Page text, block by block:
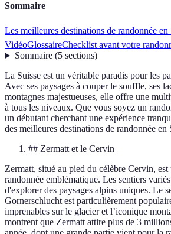
Sommaire
Les meilleures destinations de randonnée en
VidéoGlossaireChecklist avant votre
Sommaire(5 sections)
La Suisse est un véritable paradis pour les
Avec ses paysages à couper le souffle, ses
montagnes majestueuses, elle offre une
à tous les niveaux. Que vous soyez un
un débutant cherchant une expérience
des meilleures destinations de randonnée en
## Zermatt et le Cervin
Zermatt, situé au pied du célèbre Cervin, est
randonnée emblématique. Les sentiers
d'explorer des paysages alpins uniques. Le
Gornerschlucht est particulièrement
imprenables sur le glacier et l’iconique
montrent que Zermatt attire plus de 3